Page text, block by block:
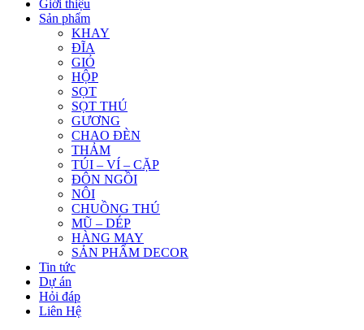
Giới thiệu
Sản phẩm
KHAY
ĐĨA
GIỎ
HỘP
SỌT
SỌT THÚ
GƯƠNG
CHAO ĐÈN
THẢM
TÚI – VÍ – CẶP
ĐÔN NGỒI
NÔI
CHUỒNG THÚ
MŨ – DÉP
HÀNG MAY
SẢN PHẨM DECOR
Tin tức
Dự án
Hỏi đáp
Liên Hệ